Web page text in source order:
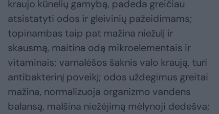
kraujo kūnelių gamybą, padeda greičiau
atsistatyti odos ir gleivinių pažeidimams;
topinambas taip pat mažina niežulį ir
skausmą, maitina odą mikroelementais ir
vitaminais; varnalėšos šaknis valo kraują, turi
antibakterinį poveikį; odos uždegimus greitai
mažina, normalizuoja organizmo vandens
balansą, malšina niežėjimą mėlynoji dedešva;